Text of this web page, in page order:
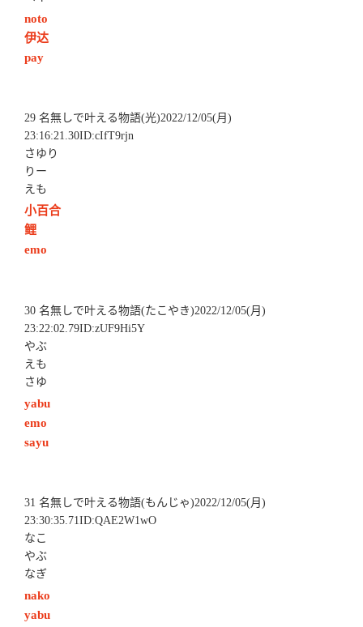
noto
伊达
pay
29 名無しで叶える物語(光)2022/12/05(月)
23:16:21.30ID:cIfT9rjn
さゆり
りー
えも
小百合
鲤
emo
30 名無しで叶える物語(たこやき)2022/12/05(月)
23:22:02.79ID:zUF9Hi5Y
やぶ
えも
さゆ
yabu
emo
sayu
31 名無しで叶える物語(もんじゃ)2022/12/05(月)
23:30:35.71ID:QAE2W1wO
なこ
やぶ
なぎ
nako
yabu